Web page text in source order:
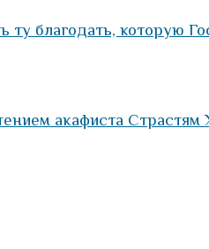
благодать, которую
акафиста Страстям